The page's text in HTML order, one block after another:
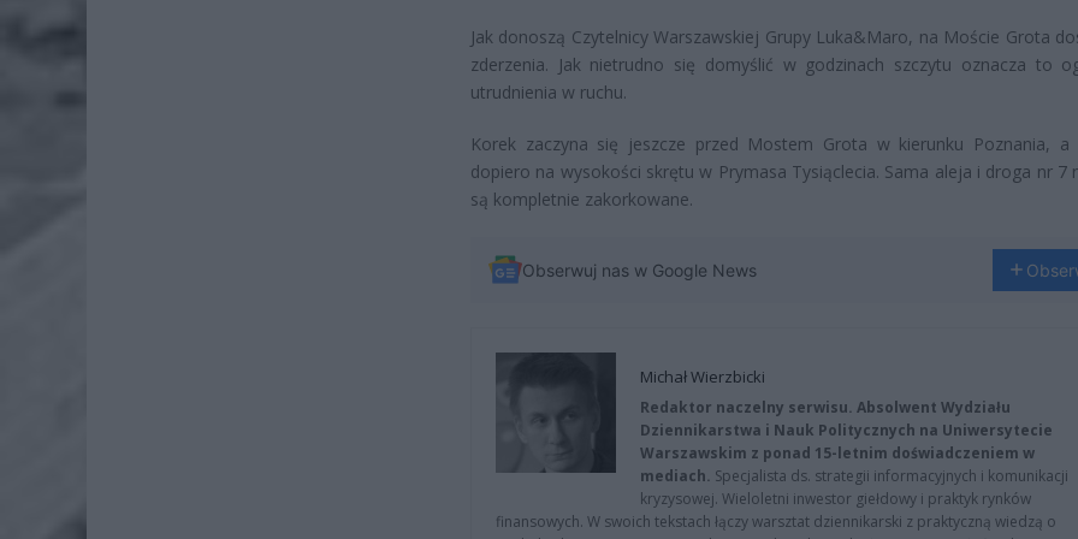
Jak donoszą Czytelnicy Warszawskiej Grupy Luka&Maro, na Moście Grota
zderzenia. Jak nietrudno się domyślić w godzinach szczytu oznacza to
utrudnienia w ruchu.
Korek zaczyna się jeszcze przed Mostem Grota w kierunku Poznania, a
dopiero na wysokości skrętu w Prymasa Tysiąclecia. Sama aleja i droga nr 7
są kompletnie zakorkowane.
Obserwuj nas w Google News
Michał Wierzbicki
Redaktor naczelny serwisu. Absolwent Wydziału
Dziennikarstwa i Nauk Politycznych na Uniwersytecie
Warszawskim z ponad 15-letnim doświadczeniem w
mediach. Specjalista ds. strategii informacyjnych i komunikacji
kryzysowej. Wieloletni inwestor giełdowy i praktyk rynków
finansowych. W swoich tekstach łączy warsztat dziennikarski z praktyczną wiedzą o